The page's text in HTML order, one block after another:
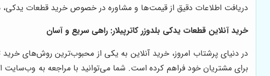
دریافت اطلاعات دقیق از قیمت‌ها و مشاوره در خصوص خرید قطعات یدکی،
خرید آنلاین قطعات یدکی بلدوزر کاترپیلار: راهی سریع و آسان
در دنیای پرشتاب امروز، خرید آنلاین به یکی از محبوب‌ترین روش‌های
برای مشتریان خود فراهم کرده است. شما می‌توانید با مراجعه به وب‌سایت